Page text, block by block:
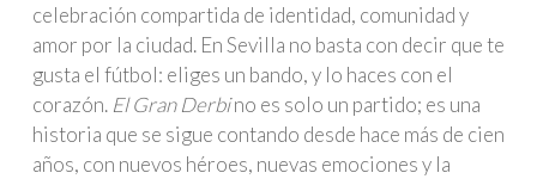
celebración compartida de identidad, comunidad y
amor por la ciudad. En Sevilla no basta con decir que te
gusta el fútbol: eliges un bando, y lo haces con el
corazón. El Gran Derbino es solo un partido; es una
historia que se sigue contando desde hace más de cien
años, con nuevos héroes, nuevas emociones y la